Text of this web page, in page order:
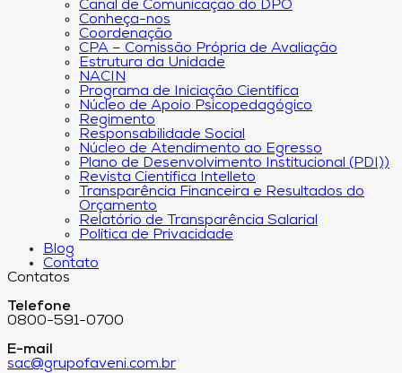
Canal de Comunicação do DPO
Conheça-nos
Coordenação
CPA – Comissão Própria de Avaliação
Estrutura da Unidade
NACIN
Programa de Iniciação Científica
Núcleo de Apoio Psicopedagógico
Regimento
Responsabilidade Social
Núcleo de Atendimento ao Egresso
Plano de Desenvolvimento Institucional (PDI))
Revista Científica Intelleto
Transparência Financeira e Resultados do
Orçamento
Relatório de Transparência Salarial
Política de Privacidade
Blog
Contato
Contatos
Telefone
0800-591-0700
E-mail
sac@grupofaveni.com.br